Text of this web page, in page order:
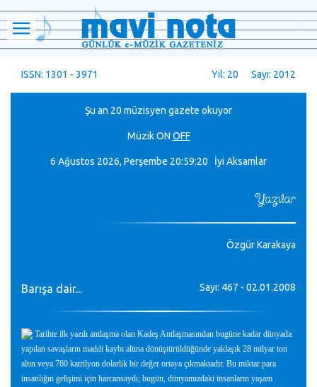
ISSN: 1301 - 3971 Yıl: 20 Sayı: 2012
Şu an 20 müzisyen gazete okuyor
MüzikON OFF
6 Ağustos 2026, Perşembe 20:59:22 İyi Aksamlar
Yazılar
Özgür Karakaya
Barışa dair... Sayı: 467 - 02.01.2008
Tarihte ilk yazılı antlaşma olan Kadeş Antlaşmasından bugüne kadar dünyada
yapılan savaşların maddi kaybı altına dönüştürüldüğünde yaklaşık 28 milyar ton
altın veya 760 katrilyon dolarlık bir değer ortaya çıkmaktadır. Bu miktar para
insanlığın gelişimi için harcansaydı; bugün, dünyamızdaki insanların yaşam